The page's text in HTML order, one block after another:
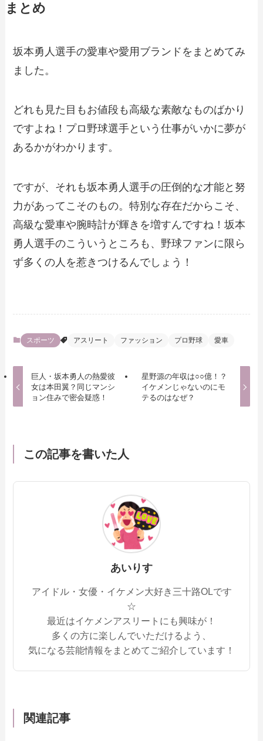
まとめ
坂本勇人選手の愛車や愛用ブランドをまとめてみ
ました。
どれも見た目もお値段も高級な素敵なものばかり
ですよね！プロ野球選手という仕事がいかに夢が
あるかがわかります。
ですが、それも坂本勇人選手の圧倒的な才能と努
力があってこそのもの。特別な存在だからこそ、
高級な愛車や腕時計が輝きを増すんですね！坂本
勇人選手のこういうところも、野球ファンに限ら
ず多くの人を惹きつけるんでしょう！
スポーツ アスリート ファッション プロ野球 愛車
巨人・坂本勇人の熱愛彼
女は本田翼？同じマンシ
ョン住みで密会疑惑！
星野源の年収は○○億！？
イケメンじゃないのにモ
テるのはなぜ？
この記事を書いた人
あいりす
アイドル・女優・イケメン大好き三十路OLです
☆
最近はイケメンアスリートにも興味が！
多くの方に楽しんでいただけるよう、
気になる芸能情報をまとめてご紹介しています！
関連記事